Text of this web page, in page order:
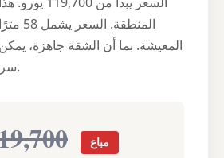
المعيشة. بما أن الشقة جاهزة،
سريعة. السعر باليورو.
مباع